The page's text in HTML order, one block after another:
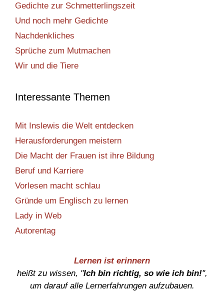
Gedichte zur Schmetterlingszeit
Und noch mehr Gedichte
Nachdenkliches
Sprüche zum Mutmachen
Wir und die Tiere
Interessante Themen
Mit Inslewis die Welt entdecken
Herausforderungen meistern
Die Macht der Frauen ist ihre Bildung
Beruf und Karriere
Vorlesen macht schlau
Gründe um Englisch zu lernen
Lady in Web
Autorentag
Lernen ist erinnern
heißt zu wissen, "Ich bin richtig, so wie ich bin!",
um darauf alle Lernerfahrungen aufzubauen.